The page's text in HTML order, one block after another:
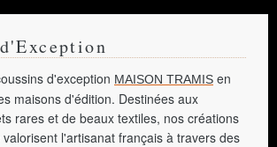
d'exception MAISON TRAMIS en
maisons d'édition. Destinées aux
rares et de beaux textiles, nos créations
l'artisanat français à travers des